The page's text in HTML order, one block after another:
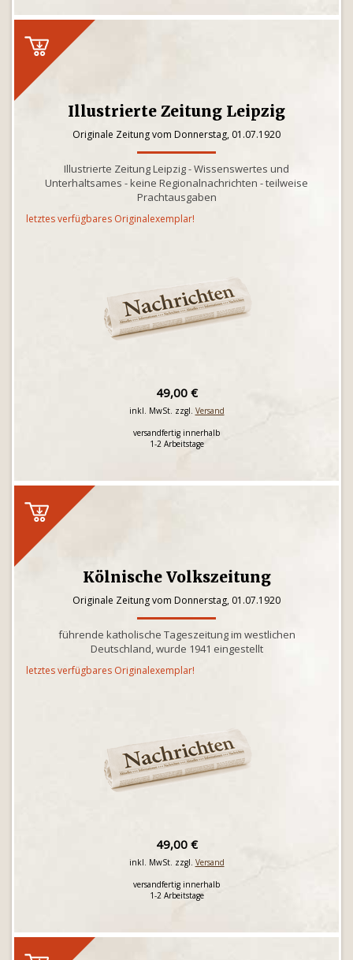
Illustrierte Zeitung Leipzig
Originale Zeitung vom Donnerstag, 01.07.1920
Illustrierte Zeitung Leipzig - Wissenswertes und
Unterhaltsames - keine Regionalnachrichten - teilweise
Prachtausgaben
letztes verfügbares Originalexemplar!
49,00 €
inkl. MwSt. zzgl. Versand
versandfertig innerhalb
1-2 Arbeitstage
Kölnische Volkszeitung
Originale Zeitung vom Donnerstag, 01.07.1920
führende katholische Tageszeitung im westlichen
Deutschland, wurde 1941 eingestellt
letztes verfügbares Originalexemplar!
49,00 €
inkl. MwSt. zzgl. Versand
versandfertig innerhalb
1-2 Arbeitstage